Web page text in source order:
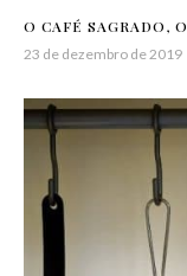
O CAFÉ SAGRADO,
23 de dezembro de 2019